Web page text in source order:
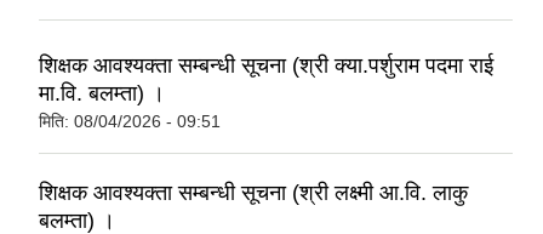
शिक्षक आवश्यक्ता सम्बन्धी सूचना (श्री क्या.पर्शुराम पदमा राई
मा.वि. बलम्ता) ।
मिति: 08/04/2026 - 09:51
शिक्षक आवश्यक्ता सम्बन्धी सूचना (श्री लक्ष्मी आ.वि. लाकु
बलम्ता) ।